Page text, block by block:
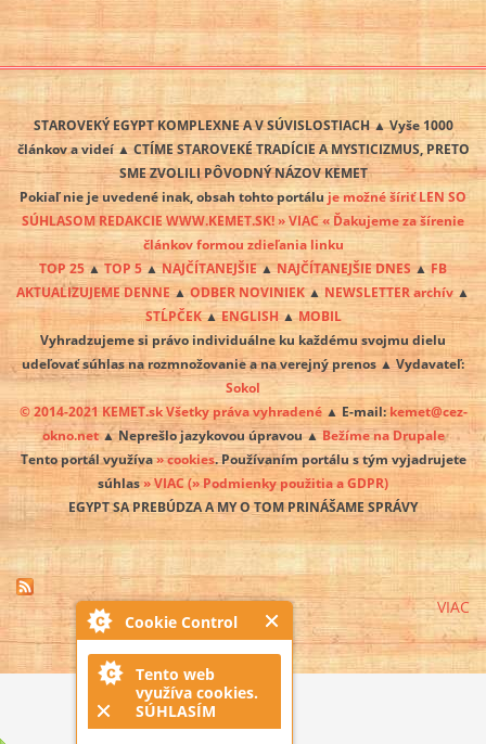
Cookie Control
Tento web
využíva cookies.
SÚHLASÍM
STAROVEKÝ EGYPT KOMPLEXNE A V SÚVISLOSTIACH ▲ Vyše 1000
článkov a videí ▲ CTÍME STAROVEKÉ TRADÍCIE A MYSTICIZMUS, PRETO
SME ZVOLILI PÔVODNÝ NÁZOV KEMET
Pokiaľ nie je uvedené inak, obsah tohto portálu je možné šíriť LEN SO
SÚHLASOM REDAKCIE WWW.KEMET.SK! » VIAC « Ďakujeme za šírenie
článkov formou zdieľania linku
TOP 25 ▲ TOP 5▲NAJČÍTANEJŠIE▲NAJČÍTANEJŠIE DNES ▲FB
AKTUALIZUJEME DENNE▲ODBER NOVINIEK▲ NEWSLETTER archív ▲
STĹPČEK▲ENGLISH▲MOBIL
Vyhradzujeme si právo individuálne ku každému svojmu dielu
udeľovať súhlas na rozmnožovanie a na verejný prenos ▲ Vydavateľ:
Sokol
© 2014-2021 KEMET.sk Všetky práva vyhradené▲ E-mail: kemet@cez-
okno.net▲ Neprešlo jazykovou úpravou ▲ Bežíme na Drupale
Tento portál využíva» cookies. Používaním portálu s tým vyjadrujete
súhlas» VIAC(» Podmienky použitia a GDPR)
EGYPT SA PREBÚDZA A MY O TOM PRINÁŠAME SPRÁVY
VIAC